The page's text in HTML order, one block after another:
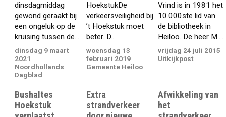
dinsdagmiddag
gewond geraakt bij
een ongeluk op de
kruising tussen de...
dinsdag 9 maart
2021
Noordhollands
Dagblad
HoekstukDe
verkeersveiligheid bij
’t Hoekstuk moet
beter. D...
woensdag 13
februari 2019
Gemeente Heiloo
Vrind is in 1981 het
10.000ste lid van
de bibliotheek in
Heiloo. De heer M....
vrijdag 24 juli 2015
Uitkijkpost
Bushaltes
Hoekstuk
Extra
strandverkeer
Afwikkeling van
het